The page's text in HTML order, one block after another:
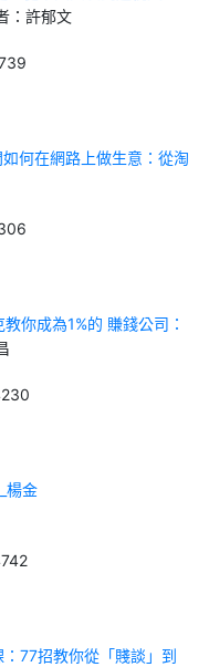
密碼_大村大次郎, 譯者：
：許郁文
如何在網路上做生意：從淘
，為你收集商業菁英開市
翔
教你成為1%的 賺錢公司：
創造10倍的驚人成長！_
楊金
：77招教你從「賤談」到